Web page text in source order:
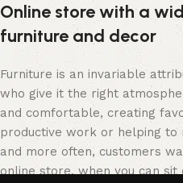
Online store with a
furniture and decor
Furniture is an invariable
who give it the right
and comfortable, creating
productive work or helping to
and more often, customers
online store, when you can